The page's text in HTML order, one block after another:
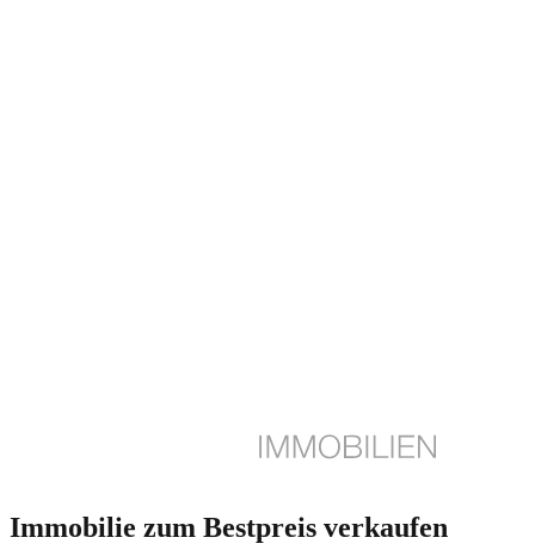
Immobilie zum Bestpreis verkaufen